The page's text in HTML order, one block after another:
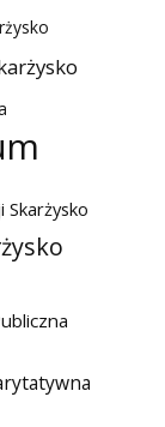
Skarżysko